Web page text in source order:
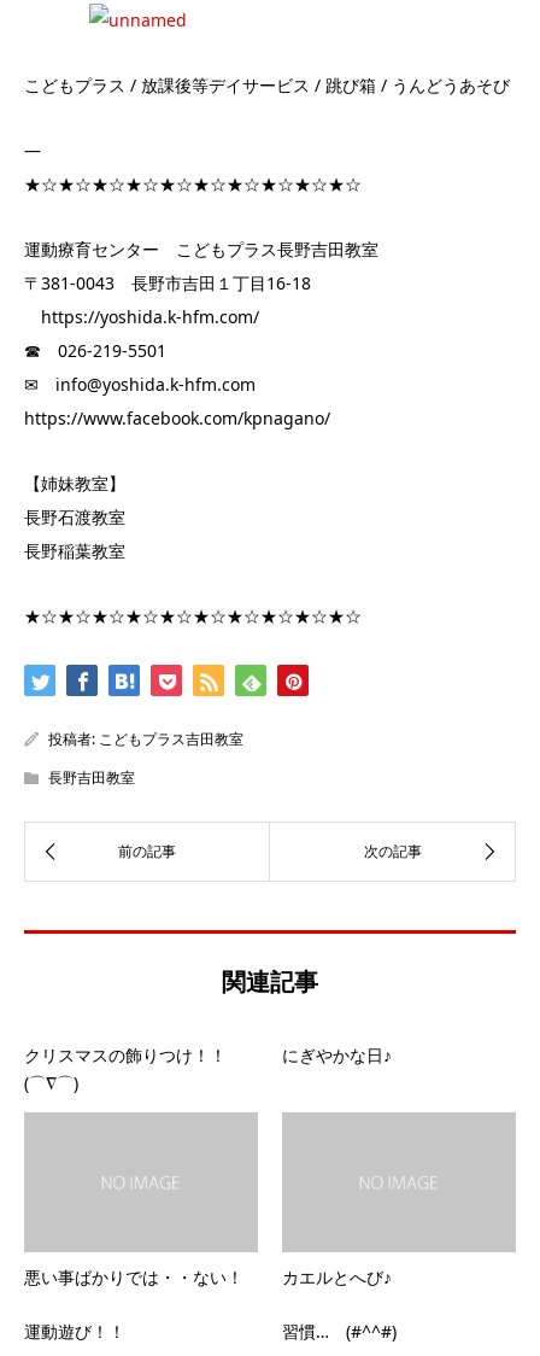
こどもプラス / 放課後等デイサービス / 跳び箱 / うんどうあそび
—
★☆★☆★☆★☆★☆★☆★☆★☆★☆★☆
運動療育センター こどもプラス長野吉田教室
〒381-0043 長野市吉田１丁目16-18
https://yoshida.k-hfm.com/
☎ 026-219-5501
✉ info@yoshida.k-hfm.com
https://www.facebook.com/kpnagano/
【姉妹教室】
長野石渡教室
長野稲葉教室
★☆★☆★☆★☆★☆★☆★☆★☆★☆★☆
投稿者: こどもプラス吉田教室
長野吉田教室
関連記事
クリスマスの飾りつけ！！
(⌒∇⌒)
にぎやかな日♪
悪い事ばかりでは・・ない！ カエルとへび♪
運動遊び！！ 習慣… (#^^#)